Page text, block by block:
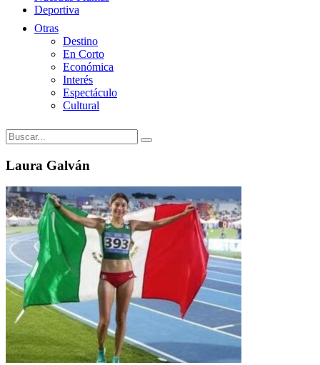
Deportiva
Otras
Destino
En Corto
Económica
Interés
Espectáculo
Cultural
Laura Galván